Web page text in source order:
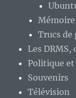
Trucs de
Les
Politique
Souvenirs
Télévision